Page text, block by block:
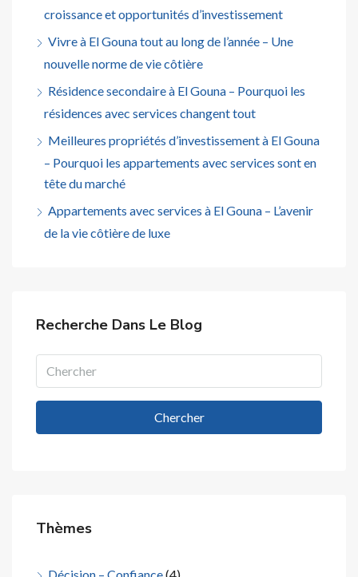
croissance et opportunités d’investissement
Vivre à El Gouna tout au long de l’année – Une
nouvelle norme de vie côtière
Résidence secondaire à El Gouna – Pourquoi les
résidences avec services changent tout
Meilleures propriétés d’investissement à El Gouna
– Pourquoi les appartements avec services sont en
tête du marché
Appartements avec services à El Gouna – L’avenir
de la vie côtière de luxe
Recherche Dans Le Blog
Chercher
Thèmes